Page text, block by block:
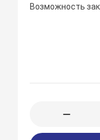
Возможность